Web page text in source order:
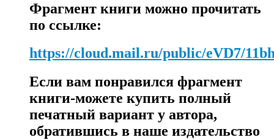
Фрагмент книги можно прочитать
по ссылке:
https://cloud.mail.ru/public/eVD7/
Если вам понравился фрагмент
книги-можете купить полный
печатный вариант у автора,
обратившись в наше издательство